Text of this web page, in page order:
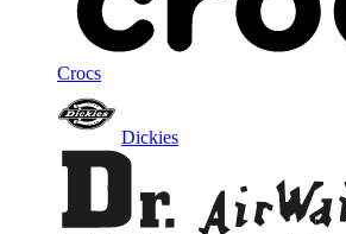
Crocs
Dickies